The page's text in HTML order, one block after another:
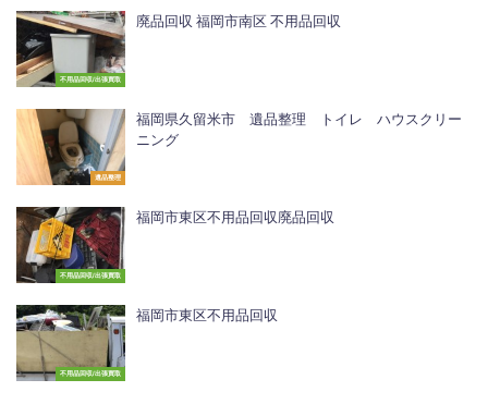
不用品回収/出張買取
廃品回収 福岡市南区 不用品回収
遺品整理
福岡県久留米市 遺品整理 トイレ ハウスクリー
ニング
不用品回収/出張買取
福岡市東区不用品回収廃品回収
不用品回収/出張買取
福岡市東区不用品回収